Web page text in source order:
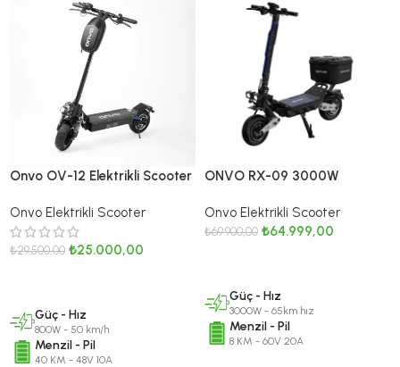
Onvo OV-12 Elektrikli Scooter
Onvo Elektrikli Scooter
₺29.500,00 ₺25.000,00
Güç - Hız
800W - 50 km/h
Menzil - Pil
40 KM - 48V 10A
ONVO RX-09 3000W
Çanta Dahil
Onvo Elektrikli Scooter
₺69.900,00 ₺64.999,00
Güç - Hız
3000W - 65km hız
Menzil - Pil
8 KM - 60V 20A